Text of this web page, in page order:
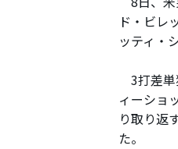
ド・ビレ
ッティ・
3打差単
ィーショ
り取り返
た。